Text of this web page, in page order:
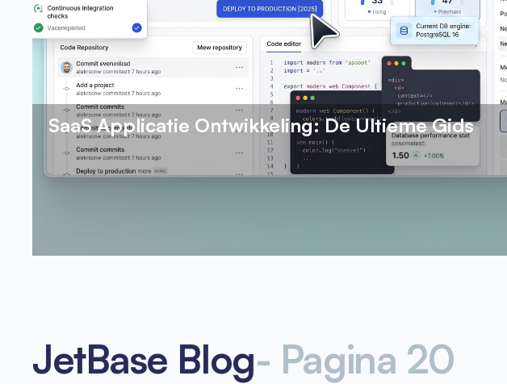
SaaS Applicatie Ontwikkeling: De Ultieme Gids
JetBase Blog- Pagina 20